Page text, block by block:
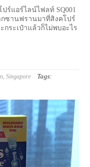
ร์แอร์ไลน์ไฟลท์ SQ001
ซานฟรานมาที่สิงคโปร์
กระเป๋าแล้วก็ไม่พบอะไร
,Singapore Tags: